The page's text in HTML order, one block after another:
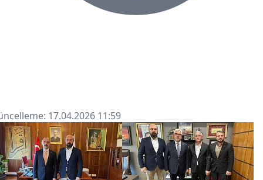
17.04.2026 11:59